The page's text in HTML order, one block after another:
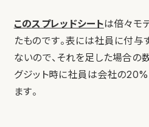
このスプレッドシートは倍々モ
たものです。表には社員に付
ないので、それを足した場合の
グジット時に社員は会社の
ます。